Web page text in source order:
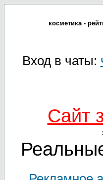
косметика -
Вход в чаты:
Cайт